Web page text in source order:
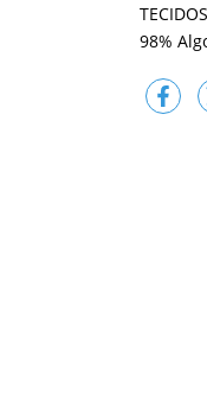
TECIDOS
98%